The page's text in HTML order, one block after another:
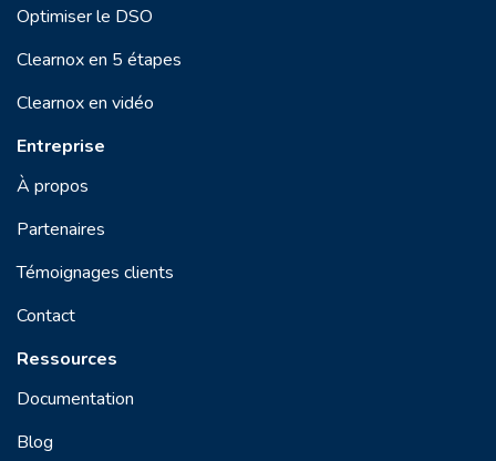
Optimiser le DSO
Clearnox en 5 étapes
Clearnox en vidéo
Entreprise
À propos
Partenaires
Témoignages clients
Contact
Ressources
Documentation
Blog